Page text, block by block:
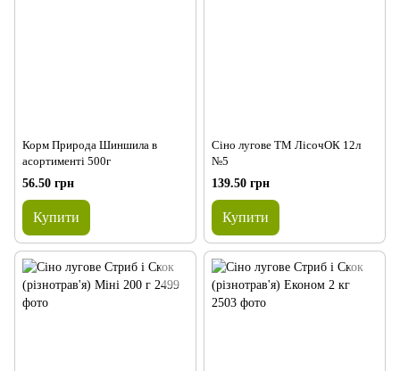
Корм Природа Шиншила в
асортименті 500г
56.50 грн
Купити
Сіно лугове ТМ ЛісочОК 12л
№5
139.50 грн
Купити